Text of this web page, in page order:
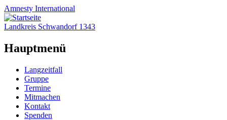
Amnesty International
Landkreis Schwandorf 1343
Hauptmenü
Zum
Inhalt
springen
Langzeitfall
Gruppe
Termine
Mitmachen
Kontakt
Spenden